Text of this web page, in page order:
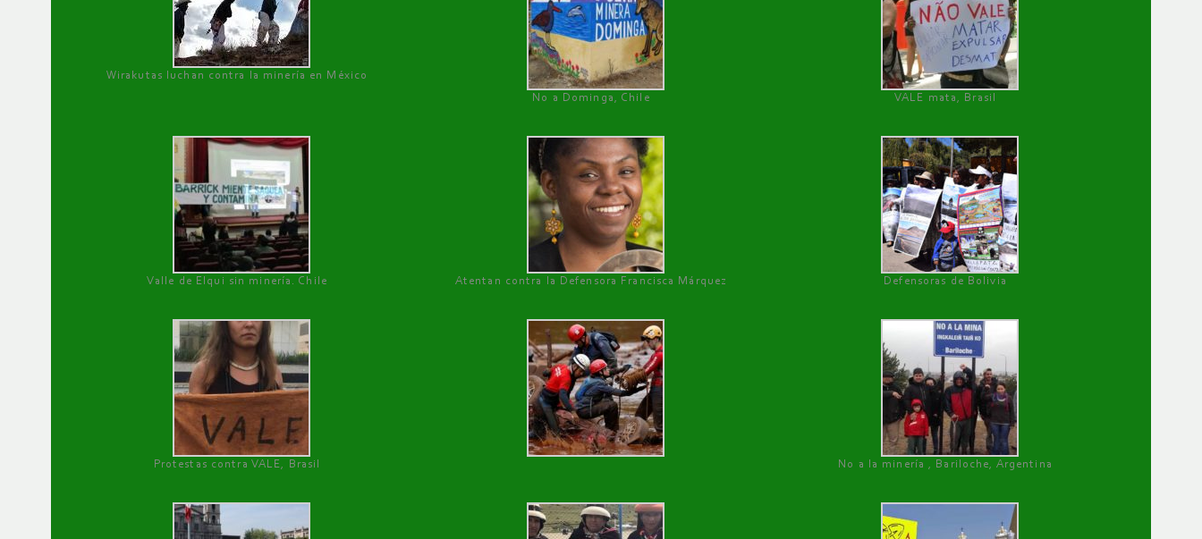
Wirakutas luchan contra la minería en México
No a Dominga, Chile
VALE mata, Brasil
Valle de Elqui sin minería. Chile Atentan contra la Defensora Francisca Márquez Defensoras de Bolivia
Protestas contra VALE, Brasil No a la minería , Bariloche, Argentina